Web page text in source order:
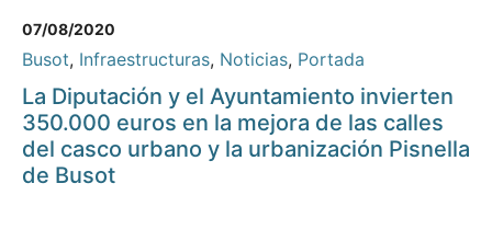
07/08/2020
Busot, Infraestructuras, Noticias, Portada
La Diputación y el Ayuntamiento invierten
350.000 euros en la mejora de las calles
del casco urbano y la urbanización Pisnella
de Busot